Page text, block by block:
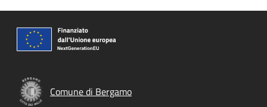
Comune di Bergamo